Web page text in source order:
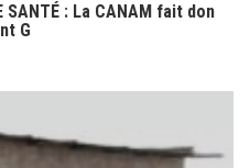
SANTÉ : La CANAM fait don
G